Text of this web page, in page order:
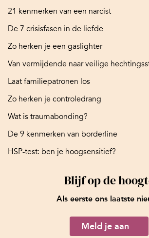
21 kenmerken van een narcist
De 7 crisisfasen in de liefde
Zo herken je een gaslighter
Van vermijdende naar veilige
Laat familiepatronen los
Zo herken je controledrang
Wat is traumabonding?
De 9 kenmerken van borderline
HSP-test: ben je hoogsensitief?
Blijf op de
Als eerste ons laatste
Meld je aan